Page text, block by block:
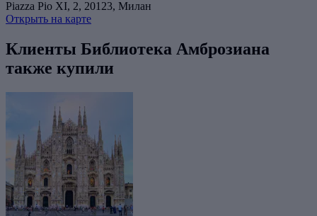
Piazza Pio XI, 2, 20123, Милан
Открыть на карте
Клиенты Библиотека Амброзиана
также купили